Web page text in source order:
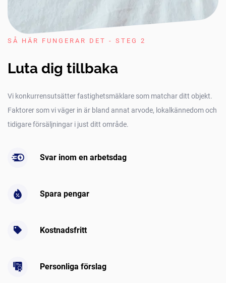
SÅ HÄR FUNGERAR DET - STEG 2
Luta dig tillbaka
Vi konkurrensutsätter fastighetsmäklare som matchar ditt objekt.
Faktorer som vi väger in är bland annat arvode, lokalkännedom och
tidigare försäljningar i just ditt område.
Svar inom en arbetsdag
Spara pengar
Kostnadsfritt
Personliga förslag